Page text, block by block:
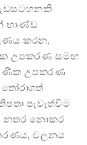
භාණ්ඩ
කරන,
උපකරණ සමඟ
උපකරණ
පැවැත්වීම
නතර නොකර
චලනය